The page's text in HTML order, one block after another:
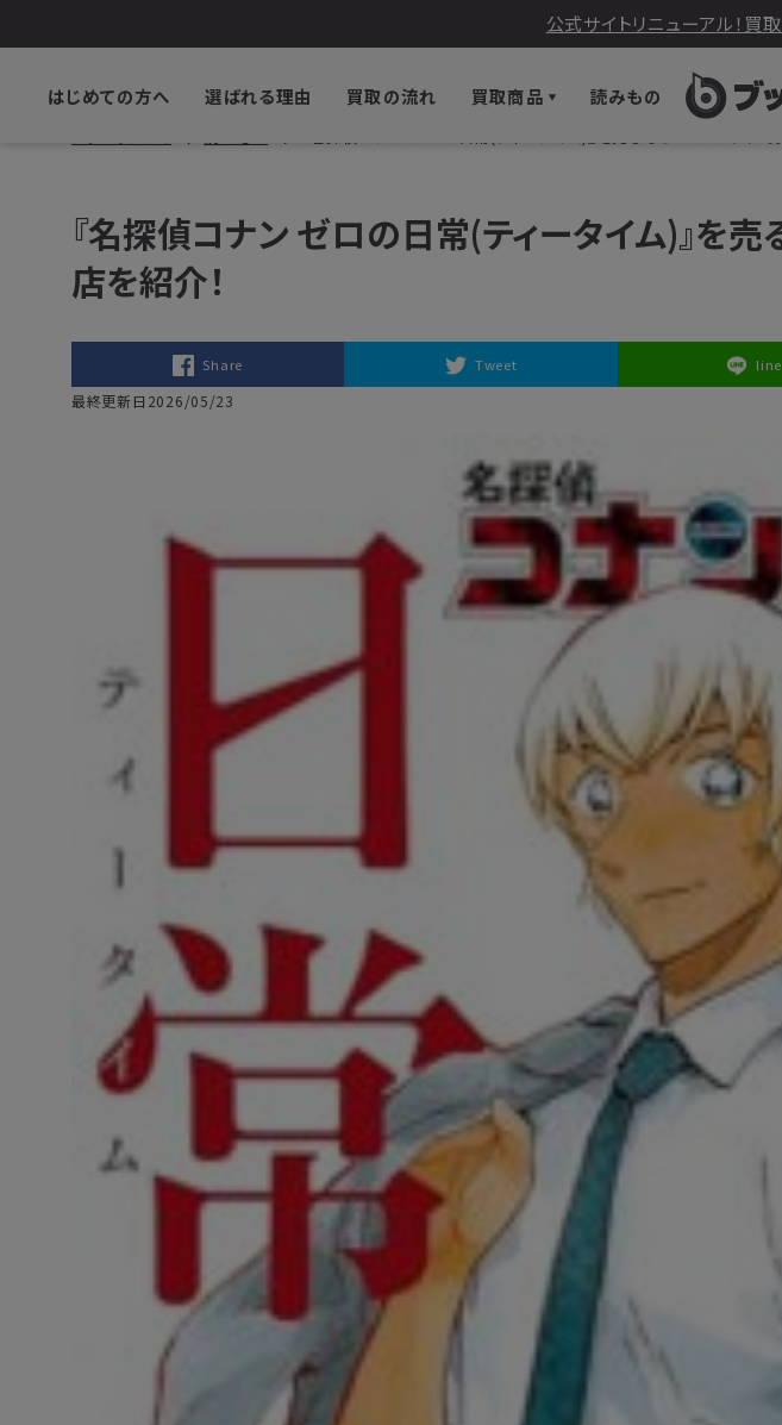
公式サイトリニューアル！買
はじめての方へ 選ばれる理由 買取の流れ 買取商品 読みもの
『名探偵コナン ゼロの日常(ティータイム)』を売
店を紹介！
Share Tweet line
最終更新日2026/05/23